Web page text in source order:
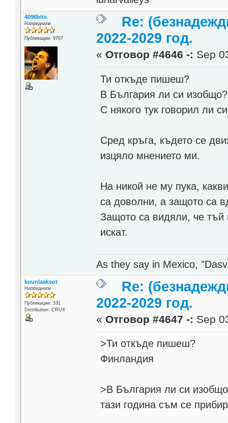
4096bits
Напреднали
Публикации: 9707
Re:
2022-2029 год.
« Отговор #4646 -: Sep
Ти откъде пишеш?
В България ли си изобщо?
С някого тук говорил ли
Сред кръга, където се
изцяло мнението ми.
На никой не му пука,
са доволни, а защото са
Защото са видяли, че тъй
искат.
As they say in Mexico,
kuunlaaksot
Напреднали
Публикации: 331
Distribution: CRUX
Re:
2022-2029 год.
« Отговор #4647 -: Sep
>Ти откъде пишеш?
Финландия
>В България ли си
тази година съм се